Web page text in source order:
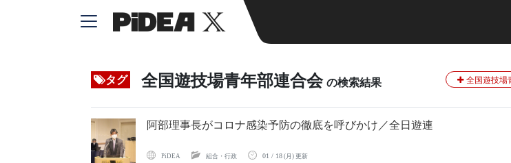
タグ 全国遊技場青年部連合会 の検索結果 全国遊技場
阿部理事長がコロナ感染予防の徹底を呼びかけ／全日遊連
PiDEA 組合・行政 01 / 18(月) 更新